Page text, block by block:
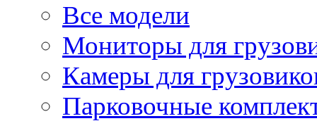
Все модели
Мониторы для
Камеры для
Парковочные